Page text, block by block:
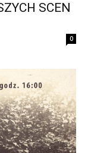
SCEN
0